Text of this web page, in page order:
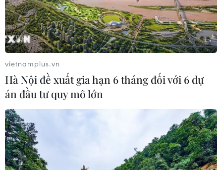
vietnamplus.vn
Hà Nội đề xuất gia hạn 6 tháng đối với 6 dự
án đầu tư quy mô lớn